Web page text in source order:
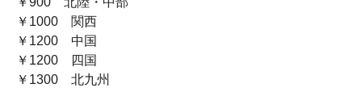
￥1000 関西
￥1200 中国
￥1200 四国
￥1300 北九州